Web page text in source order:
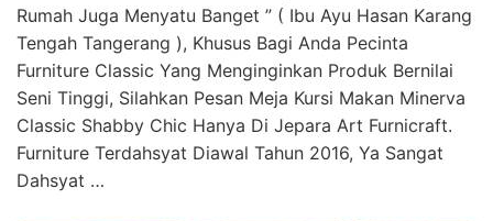
Rumah Juga Menyatu Banget ” ( Ibu Ayu Hasan Karang
Tengah Tangerang ), Khusus Bagi Anda Pecinta
Furniture Classic Yang Menginginkan Produk Bernilai
Seni Tinggi, Silahkan Pesan Meja Kursi Makan Minerva
Classic Shabby Chic Hanya Di Jepara Art Furnicraft.
Furniture Terdahsyat Diawal Tahun 2016, Ya Sangat
Dahsyat …